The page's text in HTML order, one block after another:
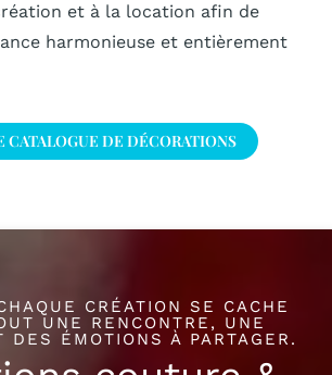
et à la location afin de
harmonieuse et entièrement
CATALOGUE DE DÉCORATIONS
CRÉATION SE CACHE
UNE RENCONTRE, UNE
DES ÉMOTIONS À PARTAGER.